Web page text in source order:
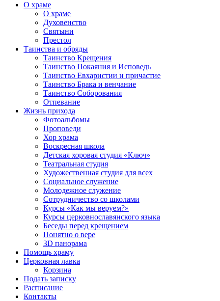
О храме
О храме
Духовенство
Святыни
Престол
Таинства и обряды
Таинство Крещения
Таинство Покаяния и Исповедь
Таинство Евхаристии и причастие
Таинство Брака и венчание
Таинство Соборования
Отпевание
Жизнь прихода
Фотоальбомы
Проповеди
Хор храма
Воскресная школа
Детская хоровая студия «Ключ»
Театральная студия
Х​удожественная студия для всех
Социальное служение
Молодежное служение
Сотрудничество со школами
Курсы «Как мы веруем?»
Курсы церковнославянского языка
Беседы перед крещением
Понятно о вере
3D панорама
Помощь храму
Церковная лавка
Корзина
Подать записку
Расписание
Контакты